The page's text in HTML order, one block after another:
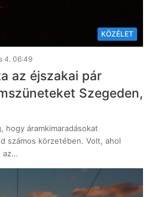
KÖZÉLET
4. 06:49
az éjszakai pár
Szegeden,
áramkimaradásokat
számos körzetében. Volt, ahol
az…